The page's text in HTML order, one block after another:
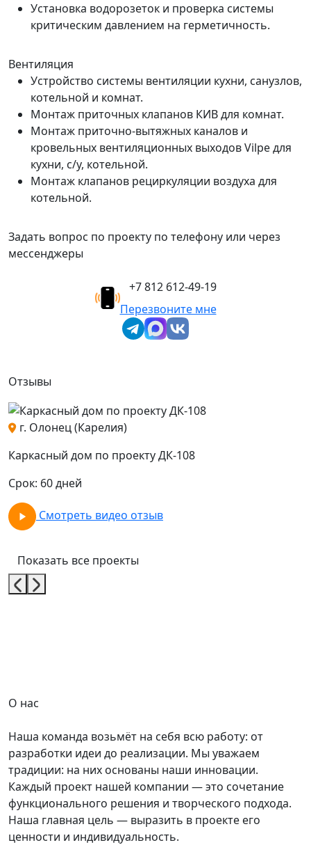
Установка водорозеток и проверка системы
критическим давлением на герметичность.
Вентиляция
Устройство системы вентиляции кухни, санузлов,
котельной и комнат.
Монтаж приточных клапанов КИВ для комнат.
Монтаж приточно-вытяжных каналов и
кровельных вентиляционных выходов Vilpe для
кухни, с/у, котельной.
Монтаж клапанов рециркуляции воздуха для
котельной.
Задать вопрос по проекту по телефону или через
мессенджеры
+7 812 612-49-19
Перезвоните мне
Отзывы
г. Олонец (Карелия)
Каркасный дом по проекту ДК-108
Срок: 60 дней
Смотреть видео отзыв
Показать все проекты
О нас
Наша команда возьмёт на себя всю работу: от
разработки идеи до реализации. Мы уважаем
традиции: на них основаны наши инновации.
Каждый проект нашей компании — это сочетание
функционального решения и творческого подхода.
Наша главная цель — выразить в проекте его
ценности и индивидуальность.